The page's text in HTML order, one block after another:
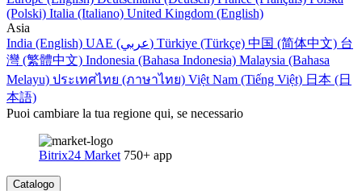
(Polski) Italia (Italiano) United Kingdom (English)
Asia
India (English)
UAE (عربي) Türkiye (Türkçe) 中国 (简体中文) 台
灣 (繁體中文) Indonesia (Bahasa Indonesia) Malaysia (Bahasa
Melayu) ประเทศไทย (ภาษาไทย) Việt Nam (Tiếng Việt) 日本 (日
本語)
Puoi cambiare la tua regione qui, se necessario
Bitrix24 Market 750+ app
Catalogo